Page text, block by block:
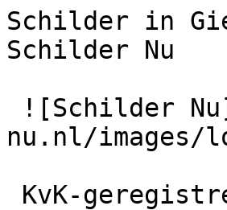
Schilder in
Schilder Nu
nu.nl/images/